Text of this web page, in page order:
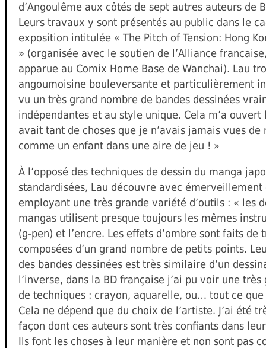
d’Angoulême aux côtés de sept autres auteurs de
Leurs travaux y sont présentés au public dans le
exposition intitulée « The Pitch of Tension: Hong
» (organisée avec le soutien de l’Alliance
apparue au Comix Home Base de Wanchai). Lau
angoumoisine bouleversante et particulièrement
vu un très grand nombre de bandes dessinées
indépendantes et au style unique. Cela m’a
avait tant de choses que je n’avais jamais vues de
comme un enfant dans une aire de jeu ! »
À l’opposé des techniques de dessin du manga
standardisées, Lau découvre avec
employant une très grande variété d’outils : « les
mangas utilisent presque toujours les mêmes
(g-pen) et l’encre. Les effets d’ombre sont faits de
composées d’un grand nombre de petits points.
des bandes dessinées est très similaire d’un
l’inverse, dans la BD française j’ai pu voir une
de techniques : crayon, aquarelle, ou… tout ce
Cela ne dépend que du choix de l’artiste. J’ai été
façon dont ces auteurs sont très confiants dans
Ils font les choses à leur manière et non sont pas